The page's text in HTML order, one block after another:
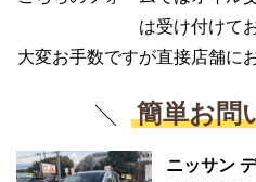
は受け付けて
大変お手数ですが直接店舗に
簡単お問
ニッサン